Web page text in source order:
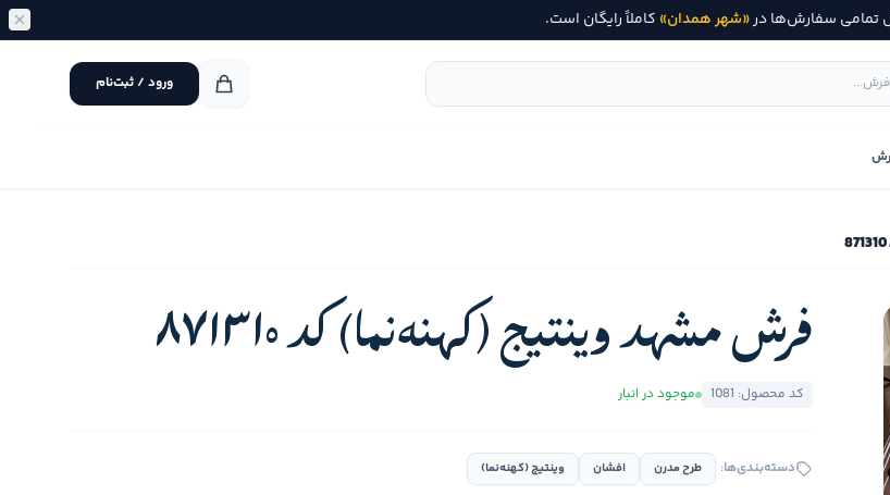
تمامی سفارش‌ها در«شهر همدان» کاملاً رایگان است.
ورود / ثبت‌نام
فرش مشهد وینتیج (کهنه‌نما) کد 871310
کد محصول: 1081 موجود در انبار
دسته‌بندی‌ها: طرح مدرن افشان وینتیج (کهنه‌نما)